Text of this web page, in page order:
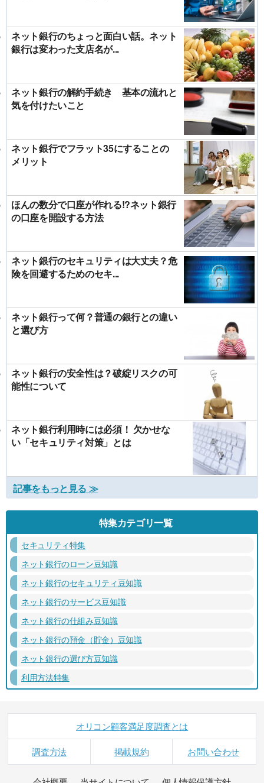
ネット銀行のちょっと面白い話。ネット
銀行は変わった支店名が...
ネット銀行の解約手続き 基本の流れと
気を付けたいこと
ネット銀行でフラット35にすることの
メリット
ほんの数分で口座が作れる!?ネット銀行
の口座を開設する方法
ネット銀行のセキュリティは大丈夫？危
険を回避するためのセキ...
ネット銀行って何？普通の銀行との違い
と選び方
ネット銀行の安全性は？破綻リスクの可
能性について
ネット銀行利用時には必須！ 欠かせな
い「セキュリティ対策」とは
記事をもっと見る ≫
特集カテゴリ一覧
セキュリティ特集
ネット銀行のローン豆知識
ネット銀行のセキュリティ豆知識
ネット銀行のサービス豆知識
ネット銀行の仕組み豆知識
ネット銀行の預金（貯金）豆知識
ネット銀行の選び方豆知識
利用方法特集
オリコン顧客満足度調査とは
調査方法 掲載規約 お問い合わせ